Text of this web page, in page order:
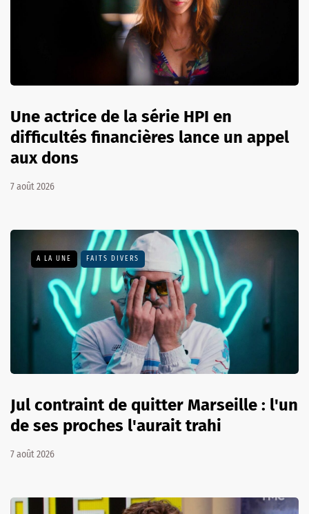
Une actrice de la série HPI en
difficultés financières lance un appel
aux dons
7 août 2026
A LA UNE FAITS DIVERS
Jul contraint de quitter Marseille : l'un
de ses proches l'aurait trahi
7 août 2026